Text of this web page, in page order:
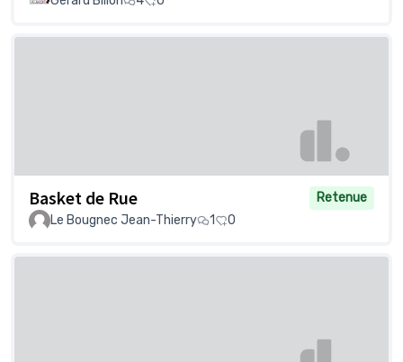
Basket de Rue
Retenue
Le Bougnec Jean-Thierry
1 0